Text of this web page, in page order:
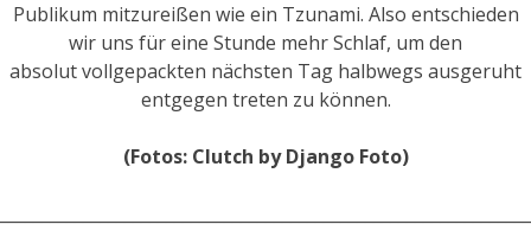
Publikum mitzureißen wie ein Tzunami. Also entschieden
wir uns für eine Stunde mehr Schlaf, um den
absolut vollgepackten nächsten Tag halbwegs ausgeruht
entgegen treten zu können.
(Fotos: Clutch by Django Foto)